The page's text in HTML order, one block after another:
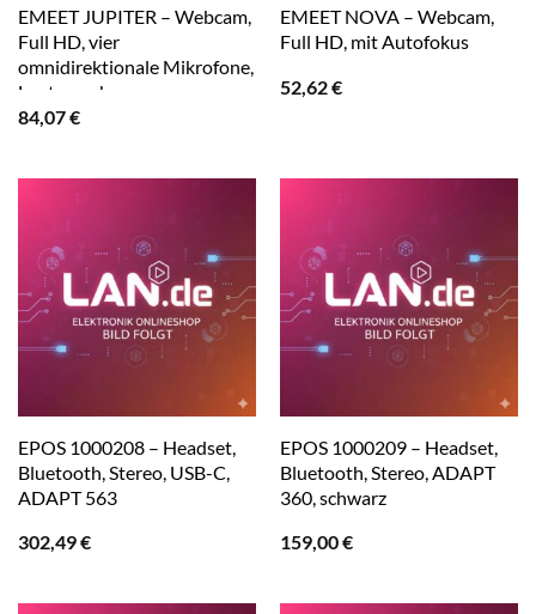
EMEET JUPITER – Webcam,
Full HD, vier
omnidirektionale Mikrofone,
Lautsprecher
84,07€
EMEET NOVA – Webcam,
Full HD, mit Autofokus
52,62€
EPOS 1000208 – Headset,
Bluetooth, Stereo, USB-C,
ADAPT 563
302,49€
EPOS 1000209 – Headset,
Bluetooth, Stereo, ADAPT
360, schwarz
159,00€